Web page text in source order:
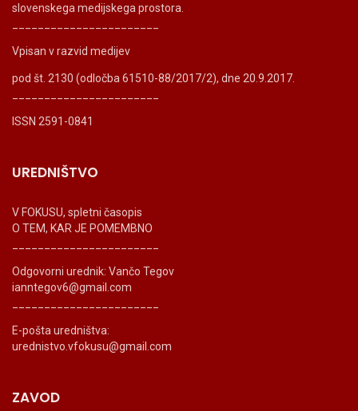
slovenskega medijskega prostora.
Vpisan v razvid medijev
pod št. 2130 (odločba 61510-88/2017/2), dne 20.9.2017.
ISSN 2591-0841
UREDNIŠTVO
V FOKUSU, spletni časopis
O TEM, KAR JE POMEMBNO
Odgovorni urednik: Vančo Tegov
ianntegov6@gmail.com
E-pošta uredništva:
urednistvo.vfokusu@gmail.com
ZAVOD